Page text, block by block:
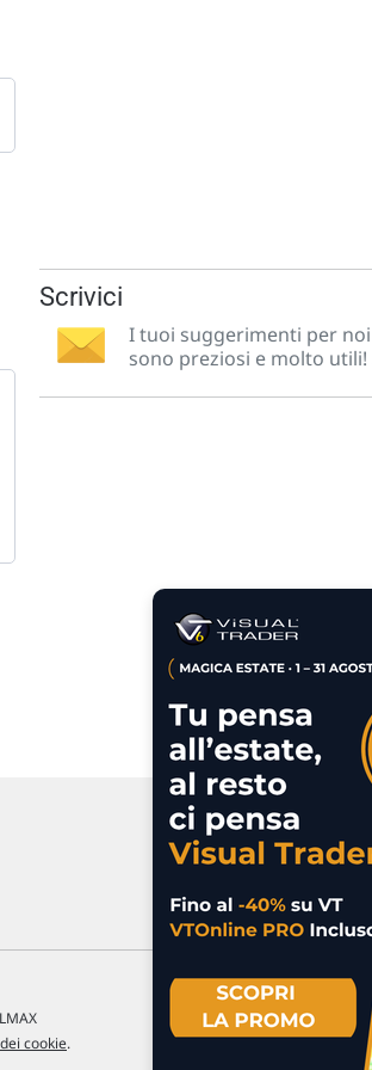
Scrivici
I tuoi suggerimenti per noi
sono preziosi e molto utili!
cookie.